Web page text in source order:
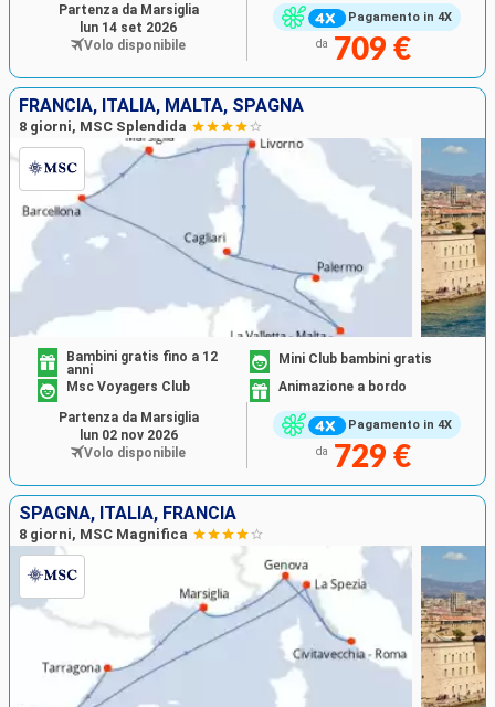
Pagamento in 4X
da 709 €
Partenza da Marsiglia
lun 14 set 2026
Volo disponibile
FRANCIA, ITALIA, MALTA, SPAGNA
8 giorni, MSC Splendida
Pagamento in 4X
Bambini gratis fino a 12
anni
Mini Club bambini gratis
Msc Voyagers Club
Animazione a bordo
da 729 €
Partenza da Marsiglia
lun 02 nov 2026
Volo disponibile
SPAGNA, ITALIA, FRANCIA
8 giorni, MSC Magnifica